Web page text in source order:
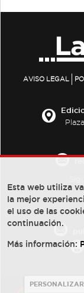
AVISO LEGAL
Esta web utiliza
la mejor
el uso de las
continuación.
Más información: